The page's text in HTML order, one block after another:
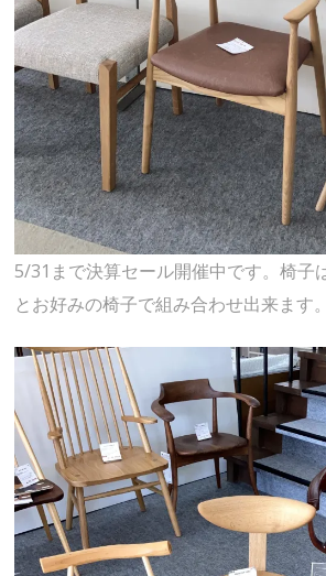
5/31まで決算セール開催中です。椅子
とお好みの椅子で組み合わせ出来ます。